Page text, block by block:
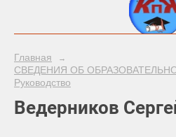
Главная →
СВЕДЕНИЯ ОБ
Руководство
Ведерников